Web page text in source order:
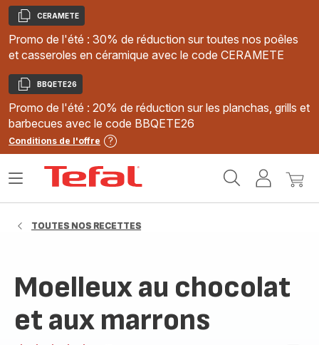
Copier
CERAMETE
Promo de l'été : 30% de réduction sur toutes nos poêles
et casseroles en céramique avec le code CERAMETE
Copier
BBQETE26
Promo de l'été : 20% de réduction sur les planchas, grills et
barbecues avec le code BBQETE26
Conditions de l'offre
MonMon
Ouvrir
TOUTES NOS RECETTES
Moelleux au chocolat
et aux marrons